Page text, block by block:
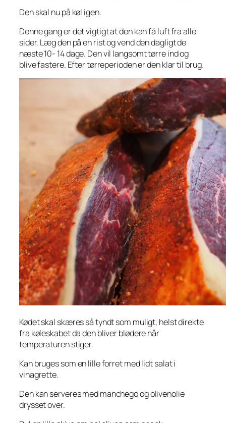
Den skal nu på køl igen.
Denne gang er det vigtigt at den kan få luft fra alle
sider. Læg den på en rist og vend den dagligt de
næste 10- 14 dage. Den vil langsomt tørre ind og
blive fastere. Efter tørreperioden er den klar til brug.
Kødet skal skæres så tyndt som muligt, helst direkte
fra køleskabet da den bliver blødere når
temperaturen stiger.
Kan bruges som en lille forret med lidt salat i
vinagrette.
Den kan serveres med manchego og olivenolie
drysset over.